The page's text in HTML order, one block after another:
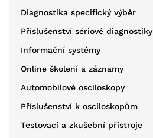
Diagnostika specifický výběr
Příslušenství sériové diagnostiky
Informační systémy
Online školení a záznamy
Automobilové osciloskopy
Příslušenství k osciloskopům
Testovací a zkušební přístroje